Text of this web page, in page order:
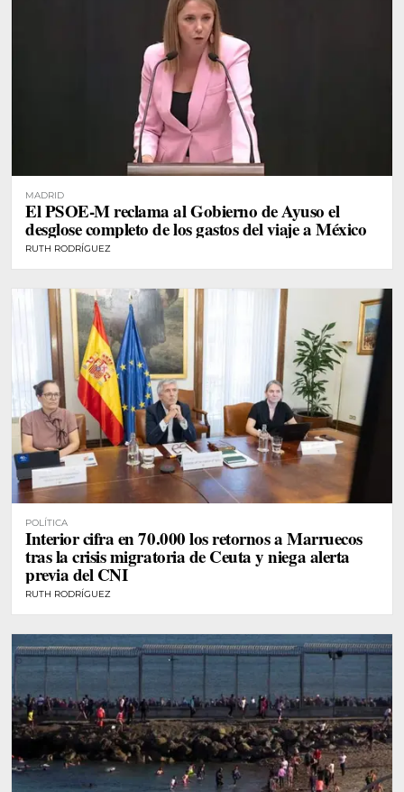
MADRID
El PSOE-M reclama al Gobierno de Ayuso el
desglose completo de los gastos del viaje a México
RUTH RODRÍGUEZ
POLÍTICA
Interior cifra en 70.000 los retornos a Marruecos
tras la crisis migratoria de Ceuta y niega alerta
previa del CNI
RUTH RODRÍGUEZ